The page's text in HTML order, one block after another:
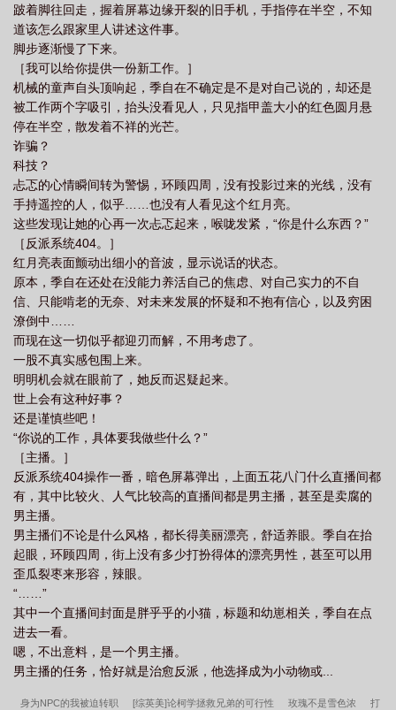
跛着脚往回走，握着屏幕边缘开裂的旧手机，手指停在半空，不知
道该怎么跟家里人讲述这件事。
脚步逐渐慢了下来。
［我可以给你提供一份新工作。］
机械的童声自头顶响起，季自在不确定是不是对自己说的，却还是
被工作两个字吸引，抬头没看见人，只见指甲盖大小的红色圆月悬
停在半空，散发着不祥的光芒。
诈骗？
科技？
忐忑的心情瞬间转为警惕，环顾四周，没有投影过来的光线，没有
手持遥控的人，似乎……也没有人看见这个红月亮。
这些发现让她的心再一次忐忑起来，喉咙发紧，“你是什么东西？”
［反派系统404。］
红月亮表面颤动出细小的音波，显示说话的状态。
原本，季自在还处在没能力养活自己的焦虑、对自己实力的不自
信、只能啃老的无奈、对未来发展的怀疑和不抱有信心，以及穷困
潦倒中……
而现在这一切似乎都迎刃而解，不用考虑了。
一股不真实感包围上来。
明明机会就在眼前了，她反而迟疑起来。
世上会有这种好事？
还是谨慎些吧！
“你说的工作，具体要我做些什么？”
［主播。］
反派系统404操作一番，暗色屏幕弹出，上面五花八门什么直播间都
有，其中比较火、人气比较高的直播间都是男主播，甚至是卖腐的
男主播。
男主播们不论是什么风格，都长得美丽漂亮，舒适养眼。季自在抬
起眼，环顾四周，街上没有多少打扮得体的漂亮男性，甚至可以用
歪瓜裂枣来形容，辣眼。
“……”
其中一个直播间封面是胖乎乎的小猫，标题和幼崽相关，季自在点
进去一看。
嗯，不出意料，是一个男主播。
男主播的任务，恰好就是治愈反派，他选择成为小动物或...
身为NPC的我被迫转职 [综英美]论柯学拯救兄弟的可行性 玫瑰不是雪色浓 打